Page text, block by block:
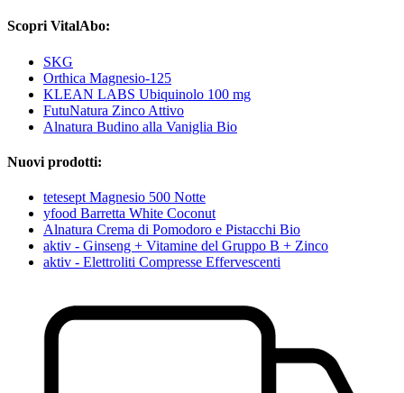
Scopri VitalAbo:
SKG
Orthica Magnesio-125
KLEAN LABS Ubiquinolo 100 mg
FutuNatura Zinco Attivo
Alnatura Budino alla Vaniglia Bio
Nuovi prodotti:
tetesept Magnesio 500 Notte
yfood Barretta White Coconut
Alnatura Crema di Pomodoro e Pistacchi Bio
aktiv - Ginseng + Vitamine del Gruppo B + Zinco
aktiv - Elettroliti Compresse Effervescenti